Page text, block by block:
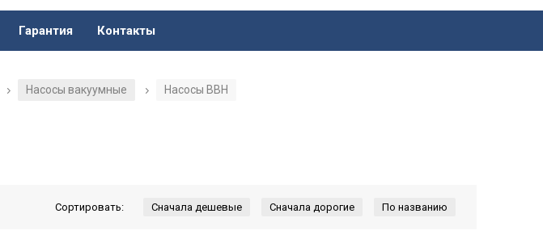
Гарантия Контакты
/ Насосы вакуумные / Насосы ВВН
Сортировать: